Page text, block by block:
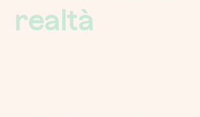
realtà